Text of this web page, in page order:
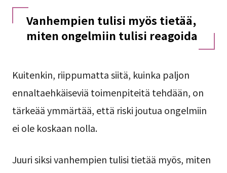
Vanhempien tulisi myös tietää,
miten ongelmiin tulisi reagoida
Kuitenkin, riippumatta siitä, kuinka paljon
ennaltaehkäiseviä toimenpiteitä tehdään, on
tärkeää ymmärtää, että riski joutua ongelmiin
ei ole koskaan nolla.
Juuri siksi vanhempien tulisi tietää myös, miten